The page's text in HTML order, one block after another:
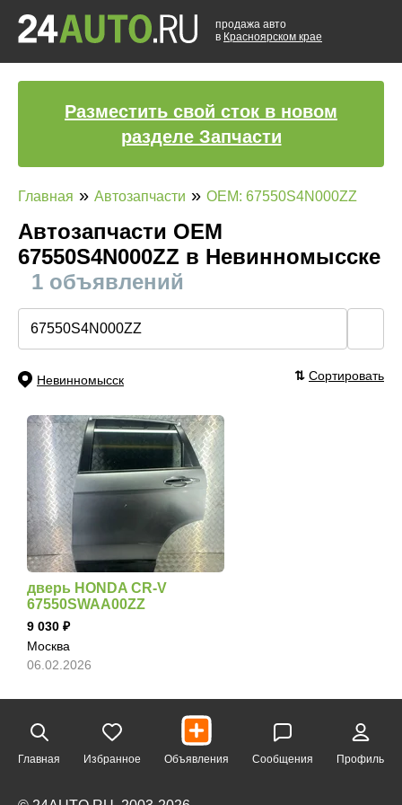
продажа авто
в Красноярском крае
Разместить свой сток в новом
разделе Запчасти
Главная » Автозапчасти » OEM: 67550S4N000ZZ
Автозапчасти ОЕМ
67550S4N000ZZ в Невинномысске
1 объявлений
Невинномысск ⇅ Сортировать
дверь HONDA CR-V
67550SWAA00ZZ
9 030
Москва
06.02.2026
Главная Избранное Объявления Сообщения Профиль